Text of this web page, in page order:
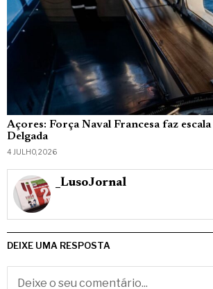
Açores: Força Naval Francesa faz
Delgada
4 JULHO, 2026
_LusoJornal
DEIXE UMA RESPOSTA